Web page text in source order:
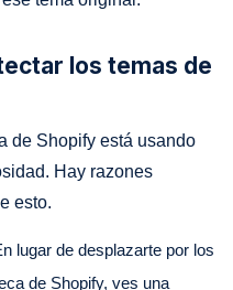
los temas de
de Shopify está usando
Hay razones
esto.
lugar de desplazarte por los
de Shopify, ves una